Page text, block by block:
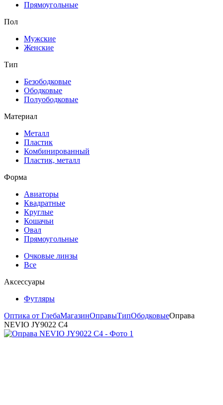
Прямоугольные
Пол
Мужские
Женские
Тип
Безободковые
Ободковые
Полуободковые
Материал
Металл
Пластик
Комбинированный
Пластик, металл
Форма
Авиаторы
Квадратные
Круглые
Кошачьи
Овал
Прямоугольные
Очковые линзы
Все
Аксессуары
Футляры
Оптика от ГлебаМагазинОправыТипОбодковыеОправа
NEVIO JY9022 C4